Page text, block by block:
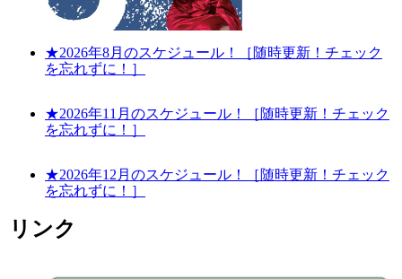
★2026年8月のスケジュール！［随時更新！チェック
を忘れずに！］
★2026年11月のスケジュール！［随時更新！チェック
を忘れずに！］
★2026年12月のスケジュール！［随時更新！チェック
を忘れずに！］
リンク